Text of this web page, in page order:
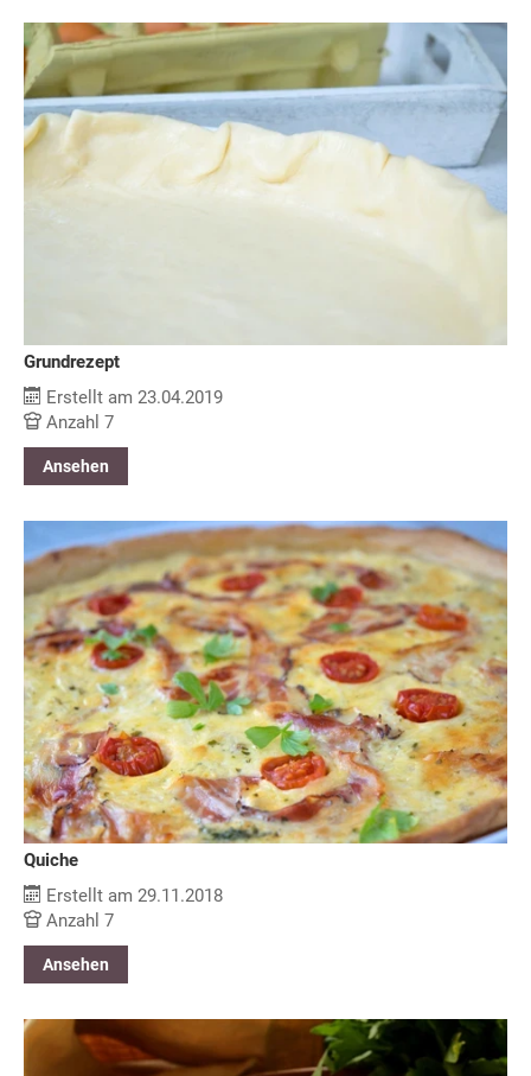
Grundrezept
Erstellt am 23.04.2019
Anzahl 7
Ansehen
Quiche
Erstellt am 29.11.2018
Anzahl 7
Ansehen